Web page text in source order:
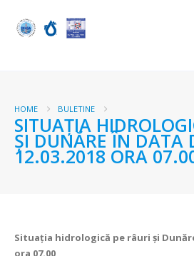
HOME BULETINE
SITUAŢIA
ŞI DUNĂRE ÎN DATA
12.03.2018 ORA
Situaţia hidrologică pe râuri şi
ora 07.00